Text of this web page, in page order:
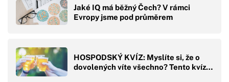
Jaké IQ má běžný Čech? V rámci
Evropy jsme pod průměrem
HOSPODSKÝ KVÍZ: Myslíte si, že o
dovolených víte všechno? Tento kvíz…